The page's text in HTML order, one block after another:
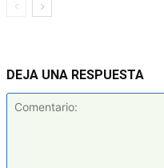
DEJA UNA RESPUESTA